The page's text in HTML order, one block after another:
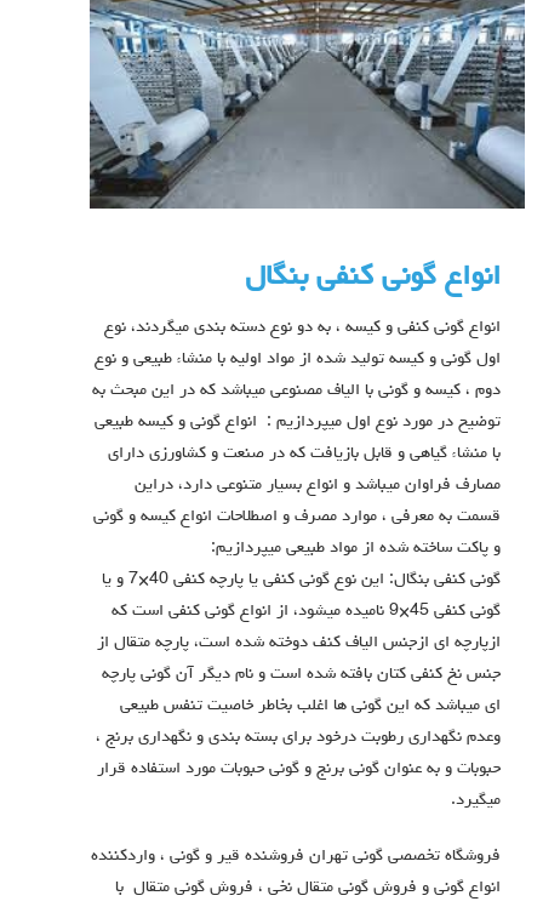
انواع گونی کنفی بنگال
انواع گونی کنفی و کیسه ، به دو نوع دسته بندی میگردند، نوع
اول گونی و کیسه تولید شده از مواد اولیه با منشاء طبیعی و نوع
دوم ، کیسه و گونی با الیاف مصنوعی میباشد که در این مبحث به
توضیح در مورد نوع اول میپردازیم : انواع گونی و کیسه طبیعی
با منشاء گیاهی و قابل بازیافت که در صنعت و کشاورزی دارای
مصارف فراوان میباشد و انواع بسیار متنوعی دارد، دراین
قسمت به معرفی ، موارد مصرف و اصطلاحات انواع کیسه و گونی
و پاکت ساخته شده از مواد طبیعی میپردازیم:
گونی کنفی بنگال: این نوع گونی کنفی یا پارچه کنفی 40×7 و یا
گونی کنفی 45×9 نامیده میشود، از انواع گونی کنفی است که
ازپارچه ای ازجنس الیاف کنف دوخته شده است، پارچه متقال از
جنس نخ کنفی کتان بافته شده است و نام دیگر آن گونی پارچه
ای میباشد که این گونی ها اغلب بخاطر خاصیت تنفس طبیعی
وعدم نگهداری رطوبت درخود برای بسته بندی و نگهداری برنج ،
حبوبات و به عنوان گونی برنج و گونی حبوبات مورد استفاده قرار
میگیرد.
فروشگاه تخصصی گونی تهران فروشنده قیر و گونی ، واردکننده
انواع گونی و فروش گونی متقال نخی ، فروش گونی متقال با